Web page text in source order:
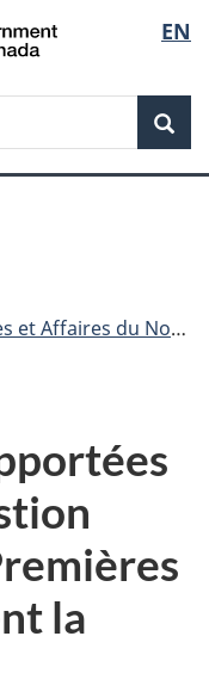
de
la
EN
du Nord Canada
la